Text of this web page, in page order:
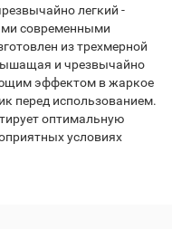
легкий -
современными
из трехмерной
и чрезвычайно
эффектом в жаркое
перед использованием.
оптимальную
условиях